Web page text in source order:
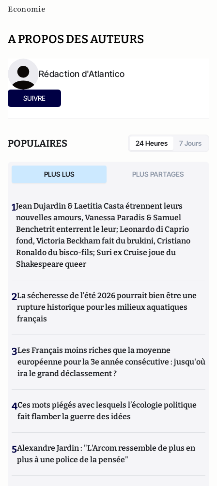
Economie
A PROPOS DES AUTEURS
Rédaction d'Atlantico
SUIVRE
POPULAIRES 24 Heures 7 Jours
PLUS LUS PLUS PARTAGES
1Jean Dujardin & Laetitia Casta étrennent leurs
nouvelles amours, Vanessa Paradis & Samuel
Benchetrit enterrent le leur; Leonardo di Caprio
fond, Victoria Beckham fait du brukini, Cristiano
Ronaldo du bisco-fils; Suri ex Cruise joue du
Shakespeare queer
2La sécheresse de l’été 2026 pourrait bien être une
rupture historique pour les milieux aquatiques
français
3Les Français moins riches que la moyenne
européenne pour la 3e année consécutive : jusqu'où
ira le grand déclassement ?
4Ces mots piégés avec lesquels l’écologie politique
fait flamber la guerre des idées
5Alexandre Jardin : "L'Arcom ressemble de plus en
plus à une police de la pensée"